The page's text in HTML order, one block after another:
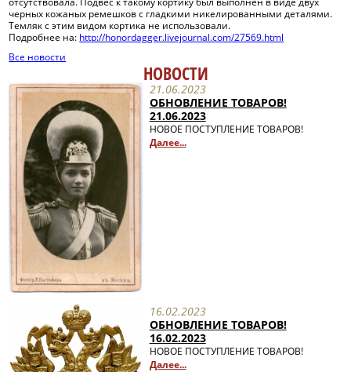
черных кожаных ремешков с гладкими никелированными деталями.
Темляк с этим видом кортика не использовали.
Подробнее на: http://honordagger.livejournal.com/27569.html
Все новости
НОВОСТИ
21.06.2023
ОБНОВЛЕНИЕ ТОВАРОВ!
21.06.2023
НОВОЕ ПОСТУПЛЕНИЕ ТОВАРОВ!
Далее...
16.02.2023
ОБНОВЛЕНИЕ ТОВАРОВ!
16.02.2023
НОВОЕ ПОСТУПЛЕНИЕ ТОВАРОВ!
Далее...